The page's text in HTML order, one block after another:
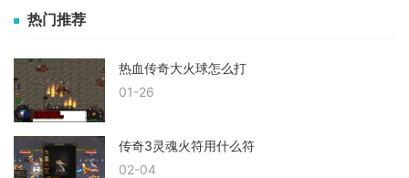
热门推荐
热血传奇大火球怎么打
01-26
传奇3灵魂火符用什么符
02-04